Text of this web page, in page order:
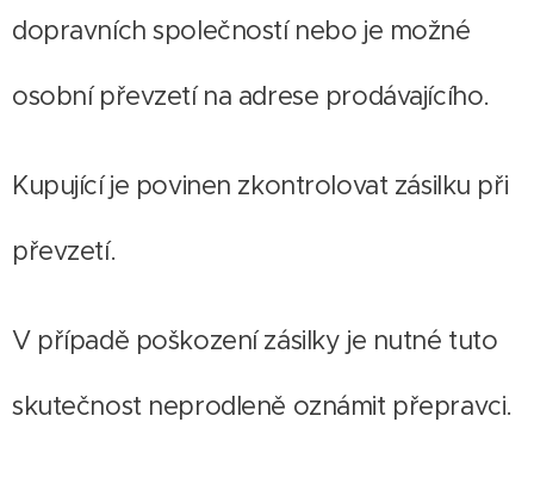
dopravních společností nebo je možné
osobní převzetí na adrese prodávajícího.
Kupující je povinen zkontrolovat zásilku při
převzetí.
V případě poškození zásilky je nutné tuto
skutečnost neprodleně oznámit přepravci.